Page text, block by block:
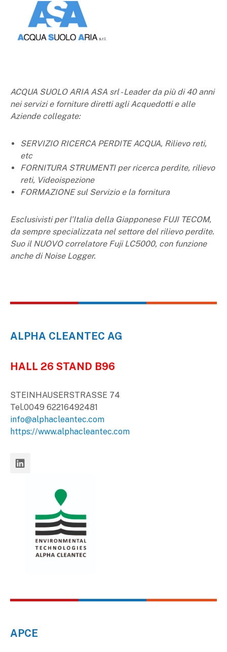
ACQUA SUOLO ARIA ASA srl - Leader da più di 40 anni
nei servizi e forniture diretti agli Acquedotti e alle
Aziende collegate:
SERVIZIO RICERCA PERDITE ACQUA, Rilievo reti,
etc
FORNITURA STRUMENTI per ricerca perdite, rilievo
reti, Videoispezione
FORMAZIONE sul Servizio e la fornitura
Esclusivisti per l’Italia della Giapponese FUJI TECOM,
da sempre specializzata nel settore del rilievo perdite.
Suo il NUOVO correlatore Fuji LC5000, con funzione
anche di Noise Logger.
ALPHA CLEANTEC AG
HALL 26 STAND B96
STEINHAUSERSTRASSE 74
Tel.0049 62216492481
info@alphacleantec.com
https://www.alphacleantec.com
APCE